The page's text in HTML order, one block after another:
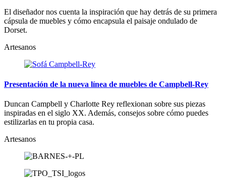
El diseñador nos cuenta la inspiración que hay detrás de su primera
cápsula de muebles y cómo encapsula el paisaje ondulado de
Dorset.
Artesanos
Presentación de la nueva línea de muebles de Campbell-Rey
Duncan Campbell y Charlotte Rey reflexionan sobre sus piezas
inspiradas en el siglo XX. Además, consejos sobre cómo puedes
estilizarlas en tu propia casa.
Artesanos